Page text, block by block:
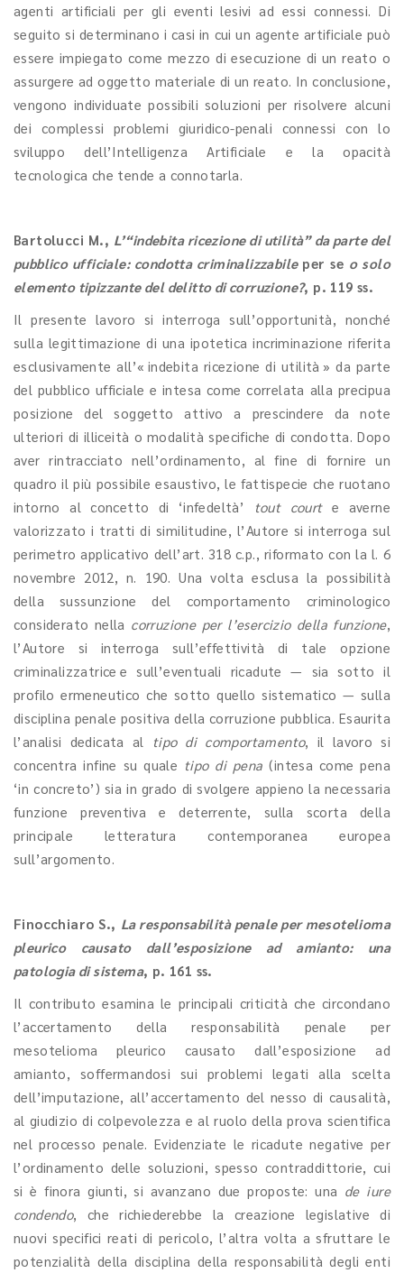
agenti artificiali per gli eventi lesivi ad essi connessi. Di
seguito si determinano i casi in cui un agente artificiale può
essere impiegato come mezzo di esecuzione di un reato o
assurgere ad oggetto materiale di un reato. In conclusione,
vengono individuate possibili soluzioni per risolvere alcuni
dei complessi problemi giuridico-penali connessi con lo
sviluppo dell’Intelligenza Artificiale e la opacità
tecnologica che tende a connotarla.
Bartolucci M., L’“indebita ricezione di utilità” da parte del
pubblico ufficiale: condotta criminalizzabile per se o solo
elemento tipizzante del delitto di corruzione?, p. 119 ss.
Il presente lavoro si interroga sull’opportunità, nonché
sulla legittimazione di una ipotetica incriminazione riferita
esclusivamente all’« indebita ricezione di utilità » da parte
del pubblico ufficiale e intesa come correlata alla precipua
posizione del soggetto attivo a prescindere da note
ulteriori di illiceità o modalità specifiche di condotta. Dopo
aver rintracciato nell’ordinamento, al fine di fornire un
quadro il più possibile esaustivo, le fattispecie che ruotano
intorno al concetto di ‘infedeltà’
tout court e averne
valorizzato i tratti di similitudine, l’Autore si interroga sul
perimetro applicativo dell’art. 318 c.p., riformato con la l. 6
novembre 2012, n. 190. Una volta esclusa la possibilità
della sussunzione del comportamento criminologico
considerato nella corruzione per l’esercizio della funzione,
l’Autore si interroga sull’effettività di tale opzione
criminalizzatrice e sull’eventuali ricadute — sia sotto il
profilo ermeneutico che sotto quello sistematico — sulla
disciplina penale positiva della corruzione pubblica. Esaurita
l’analisi dedicata al
tipo di comportamento, il lavoro si
concentra infine su quale tipo di pena (intesa come pena
‘in concreto’) sia in grado di svolgere appieno la necessaria
funzione preventiva e deterrente, sulla scorta della
principale letteratura contemporanea europea
sull’argomento.
Finocchiaro S., La responsabilità penale per mesotelioma
pleurico causato dall’esposizione ad amianto: una
patologia di sistema, p. 161 ss.
Il contributo esamina le principali criticità che circondano
l’accertamento della responsabilità penale per
mesotelioma pleurico causato dall’esposizione ad
amianto, soffermandosi sui problemi legati alla scelta
dell’imputazione, all’accertamento del nesso di causalità,
al giudizio di colpevolezza e al ruolo della prova scientifica
nel processo penale. Evidenziate le ricadute negative per
l’ordinamento delle soluzioni, spesso contraddittorie, cui
si è finora giunti, si avanzano due proposte: una de iure
condendo, che richiederebbe la creazione legislative di
nuovi specifici reati di pericolo, l’altra volta a sfruttare le
potenzialità della disciplina della responsabilità degli enti